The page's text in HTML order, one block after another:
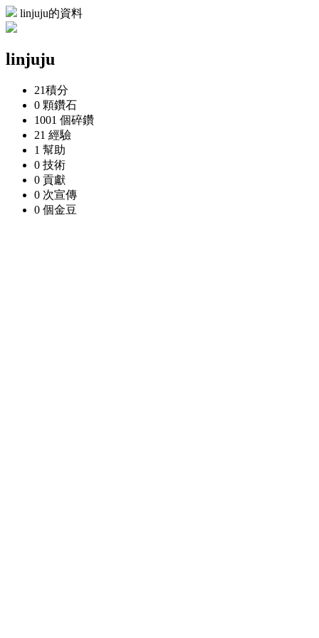
linjuju的資料
linjuju
21積分
0 顆鑽石
1001 個碎鑽
21 經驗
1 幫助
0 技術
0 貢獻
0 次宣傳
0 個金豆